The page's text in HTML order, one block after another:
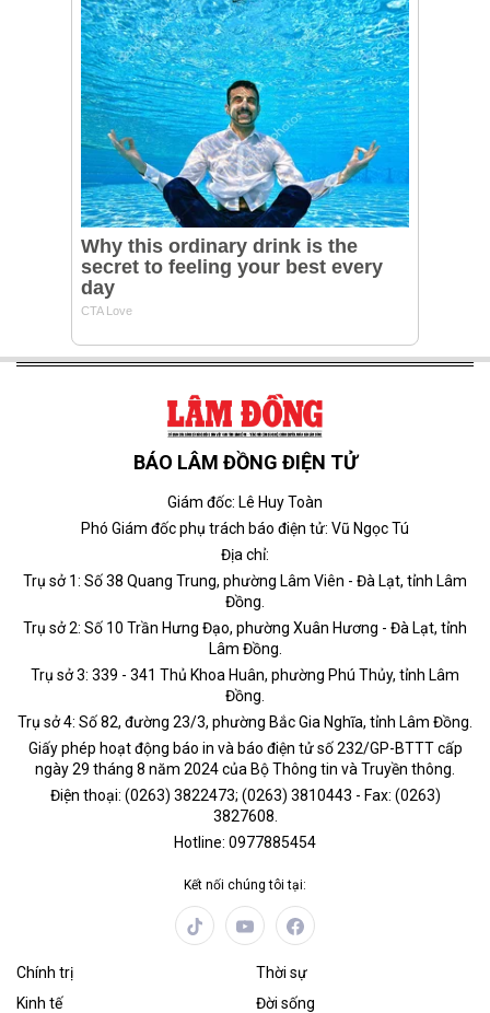
BÁO LÂM ĐỒNG ĐIỆN TỬ
Giám đốc: Lê Huy Toàn
Phó Giám đốc phụ trách báo điện tử: Vũ Ngọc Tú
Địa chỉ:
Trụ sở 1: Số 38 Quang Trung, phường Lâm Viên - Đà Lạt, tỉnh Lâm
Đồng.
Trụ sở 2: Số 10 Trần Hưng Đạo, phường Xuân Hương - Đà Lạt, tỉnh
Lâm Đồng.
Trụ sở 3: 339 - 341 Thủ Khoa Huân, phường Phú Thủy, tỉnh Lâm
Đồng.
Trụ sở 4: Số 82, đường 23/3, phường Bắc Gia Nghĩa, tỉnh Lâm Đồng.
Giấy phép hoạt động báo in và báo điện tử số 232/GP-BTTT cấp
ngày 29 tháng 8 năm 2024 của Bộ Thông tin và Truyền thông.
Điện thoại: (0263) 3822473; (0263) 3810443 - Fax: (0263)
3827608.
Hotline: 0977885454
Kết nối chúng tôi tại:
Chính trị
Thời sự
Kinh tế
Đời sống